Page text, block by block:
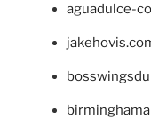
aguadulce-